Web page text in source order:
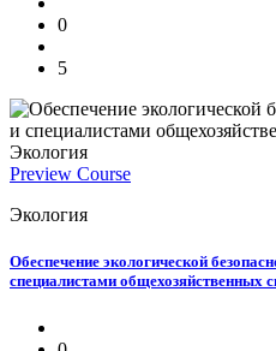
0
5
Экология
Preview Course
Экология
Обеспечение экологической
специалистами общехозяйственных